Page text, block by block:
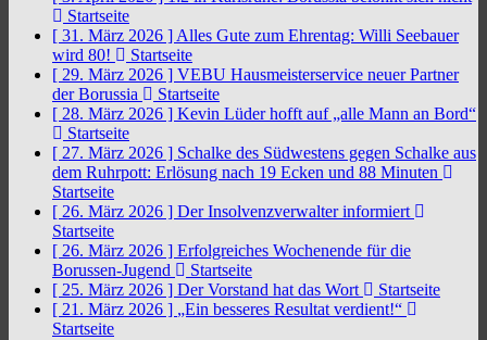
Startseite
[ 31. März 2026 ] Alles Gute zum Ehrentag: Willi Seebauer
wird 80!
Startseite
[ 29. März 2026 ] VEBU Hausmeisterservice neuer Partner
der Borussia
Startseite
[ 28. März 2026 ] Kevin Lüder hofft auf „alle Mann an Bord“
Startseite
[ 27. März 2026 ] Schalke des Südwestens gegen Schalke aus
dem Ruhrpott: Erlösung nach 19 Ecken und 88 Minuten
Startseite
[ 26. März 2026 ] Der Insolvenzverwalter informiert
Startseite
[ 26. März 2026 ] Erfolgreiches Wochenende für die
Borussen-Jugend
Startseite
[ 25. März 2026 ] Der Vorstand hat das Wort
Startseite
[ 21. März 2026 ] „Ein besseres Resultat verdient!“
Startseite